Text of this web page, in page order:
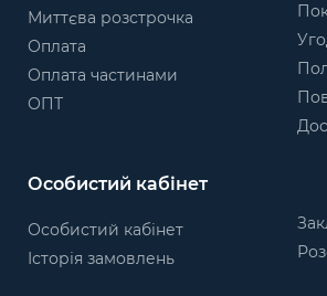
Миттєва розстрочка
Оплата
Оплата частинами
ОПТ
Особистий кабінет
Особистий кабінет
Історія замовлень